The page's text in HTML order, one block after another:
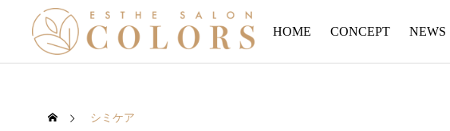
HOME CONCEPT NEWS
シミケア